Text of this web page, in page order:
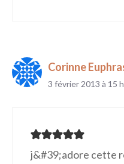
Corinne
3 février 2013 à 15
j&#39;adore cette